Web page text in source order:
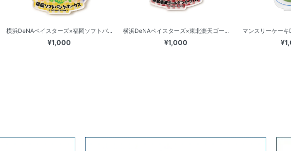
横浜DeNAベイスターズ×福岡ソフトバ...
¥1,000
横浜DeNAベイスターズ×東北楽天ゴー...
¥1,000
マンスリーケーキ